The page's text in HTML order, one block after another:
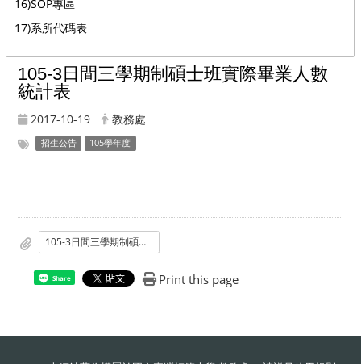
16)SOP專區
17)系所代碼表
105-3日間三學期制碩士班實際畢業人數
統計表
2017-10-19 教務處
招生公告 105學年度
105-3日間三學期制碩士班實際畢業人數統計表
Share Print this page